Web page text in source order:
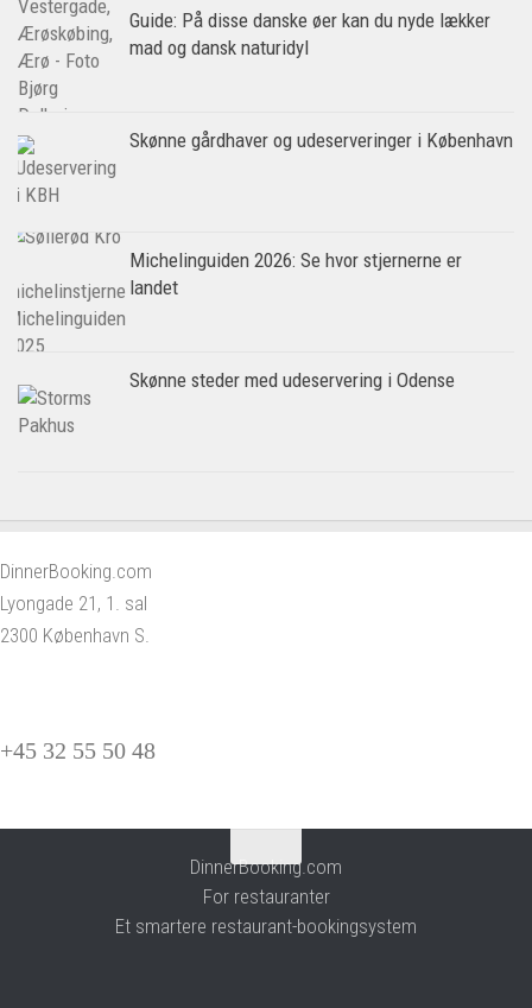
Guide: På disse danske øer kan du nyde lækker
mad og dansk naturidyl
Skønne gårdhaver og udeserveringer i København
Michelinguiden 2026: Se hvor stjernerne er
landet
Skønne steder med udeservering i Odense
DinnerBooking.com
Lyongade 21, 1. sal
2300 København S.
+45 32 55 50 48
DinnerBooking.com
For restauranter
Et smartere restaurant-bookingsystem